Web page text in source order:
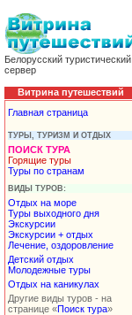
Белорусский туристический
сервер
Витрина путешествий
Главная страница
ТУРЫ, ТУРИЗМ И ОТДЫХ
ПОИСК ТУРА
Горящие туры
Туры по странам
ВИДЫ ТУРОВ:
Отдых на море
Туры выходного дня
Экскурсии
Экскурсии + отдых
Лечение, оздоровление
Детский отдых
Молодежные туры
Отдых на каникулах
Другие виды туров - на
странице «Поиск тура»